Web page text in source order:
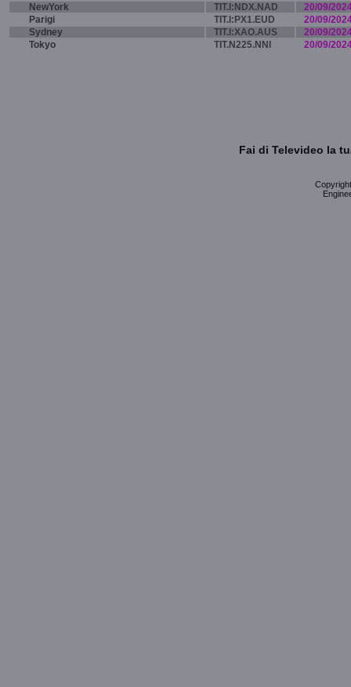
NewYork
TIT.I:NDX.NAD
20/09/
Parigi
TIT.I:PX1.EUD
20/09/
Sydney
TIT.I:XAO.AUS
20/09/
Tokyo
TIT.N225.NNI 20/09/
Fai di Televideo la